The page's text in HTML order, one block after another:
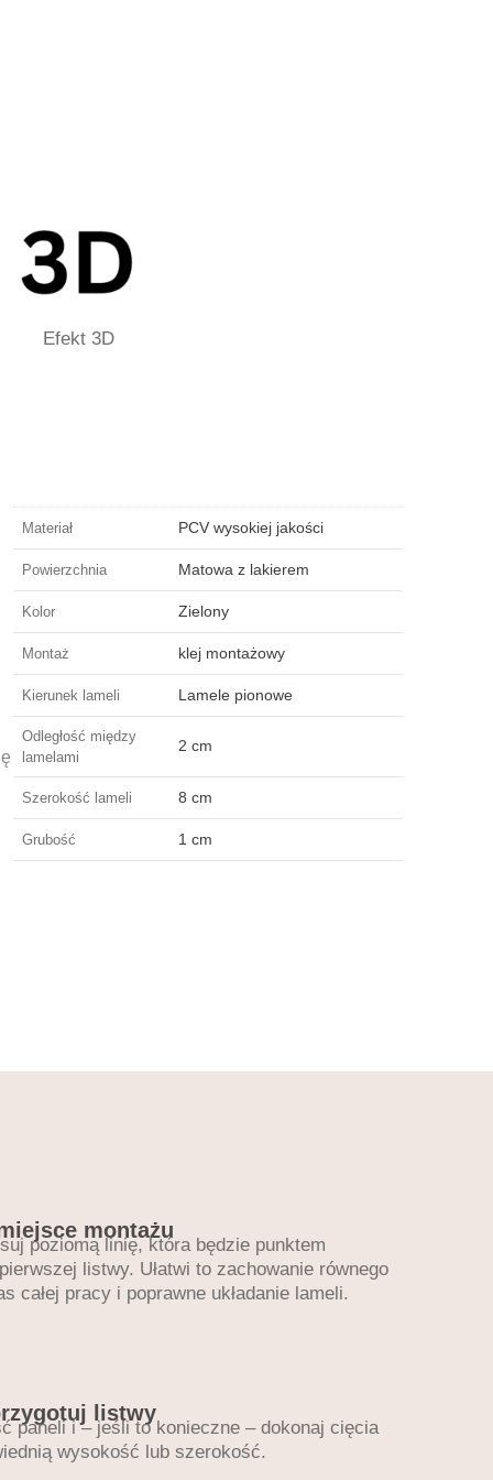
Efekt 3D
Materiał PCV wysokiej jakości
Powierzchnia Matowa z lakierem
Kolor Zielony
Montaż klej montażowy
Kierunek lameli Lamele pionowe
Odległość między
lamelami
2 cm
Szerokość lameli 8 cm
Grubość 1 cm
montażu
poziomą linię, która będzie punktem
listwy. Ułatwi to zachowanie równego
całej pracy i poprawne układanie lameli.
listwy
paneli i – jeśli to konieczne – dokonaj cięcia
wysokość lub szerokość.